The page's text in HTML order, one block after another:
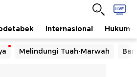
Internasional Hukum
Melindungi Tuah-Marwah